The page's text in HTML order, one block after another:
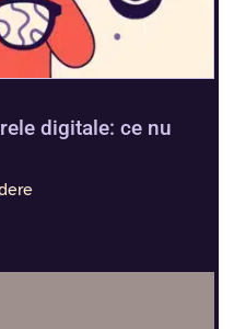
digitale: ce nu